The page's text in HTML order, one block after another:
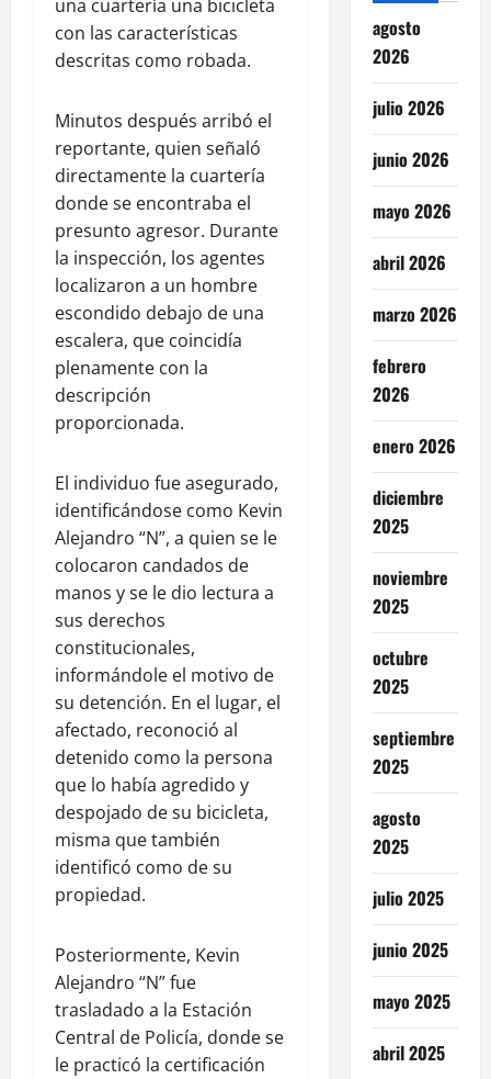
una cuartería una bicicleta
con las características
descritas como robada.
Minutos después arribó el
reportante, quien señaló
directamente la cuartería
donde se encontraba el
presunto agresor. Durante
la inspección, los agentes
localizaron a un hombre
escondido debajo de una
escalera, que coincidía
plenamente con la
descripción
proporcionada.
El individuo fue asegurado,
identificándose como Kevin
Alejandro “N”, a quien se le
colocaron candados de
manos y se le dio lectura a
sus derechos
constitucionales,
informándole el motivo de
su detención. En el lugar, el
afectado, reconoció al
detenido como la persona
que lo había agredido y
despojado de su bicicleta,
misma que también
identificó como de su
propiedad.
Posteriormente, Kevin
Alejandro “N” fue
trasladado a la Estación
Central de Policía, donde se
le practicó la certificación
agosto
2026
julio 2026
junio 2026
mayo 2026
abril 2026
marzo 2026
febrero
2026
enero 2026
diciembre
2025
noviembre
2025
octubre
2025
septiembre
2025
agosto
2025
julio 2025
junio 2025
mayo 2025
abril 2025